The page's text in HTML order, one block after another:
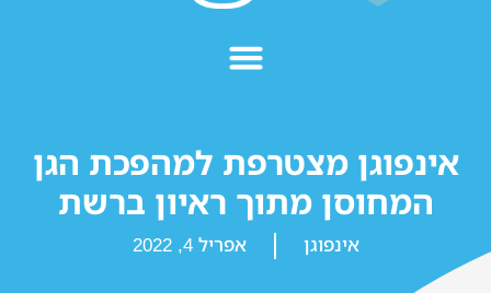
אינפוגן מצטרפת למהפכת הגן
המחוסן מתוך ראיון ברשת
אינפוגן אפריל 4, 2022